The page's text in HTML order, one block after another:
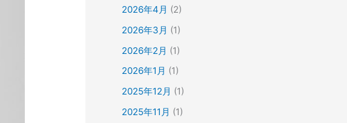
2026年4月 (2)
2026年3月 (1)
2026年2月 (1)
2026年1月 (1)
2025年12月 (1)
2025年11月 (1)